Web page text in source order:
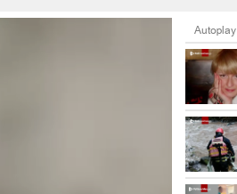
Autoplay